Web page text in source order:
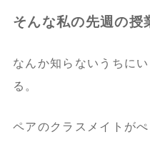
そんな私の先週の授
なんか知らないうちに
る。
ペアのクラスメイトが